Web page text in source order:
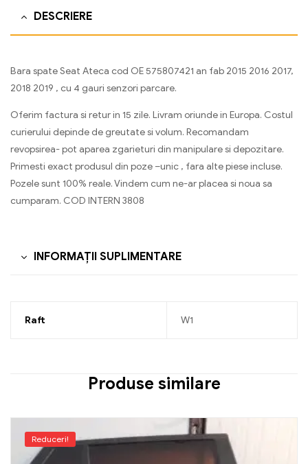
DESCRIERE
Bara spate Seat Ateca cod OE 575807421 an fab 2015 2016 2017,
2018 2019 , cu 4 gauri senzori parcare.
Oferim factura si retur in 15 zile. Livram oriunde in Europa. Costul
curierului depinde de greutate si volum. Recomandam
revopsirea- pot aparea zgarieturi din manipulare si depozitare.
Primesti exact produsul din poze –unic , fara alte piese incluse.
Pozele sunt 100% reale. Vindem cum ne-ar placea si noua sa
cumparam. COD INTERN 3808
INFORMAȚII SUPLIMENTARE
Raft W1
Produse similare
Reduceri!